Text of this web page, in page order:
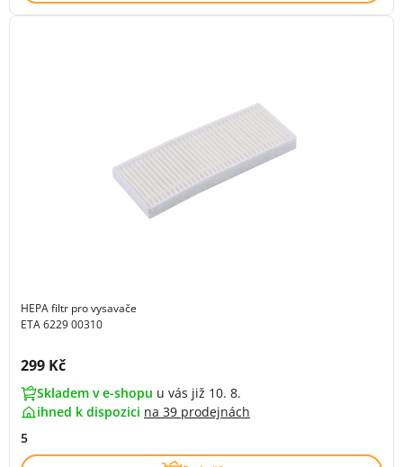
HEPA filtr pro vysavače
ETA 6229 00310
Cena s DPH:
299 Kč
Skladem v e-shopu u vás již 10. 8.
ihned k dispozici na 39 prodejnách
5